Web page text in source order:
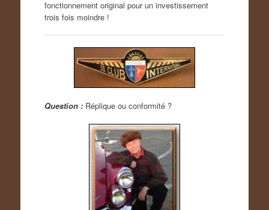
fonctionnement original pour un investissement
trois fois moindre !
Question :Réplique ou conformité ?